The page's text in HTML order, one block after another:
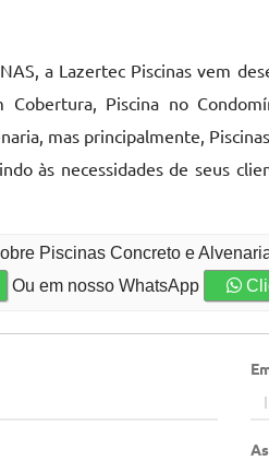
a Lazertec Piscinas vem
Piscina no
mas principalmente,
às necessidades de seus
Piscinas Concreto e
Ou em nosso WhatsApp